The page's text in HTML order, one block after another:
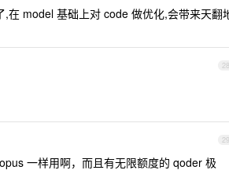
在 model 基础上对 code 做优化,会带来天翻
28
29
一样用啊，而且有无限额度的 qoder 极